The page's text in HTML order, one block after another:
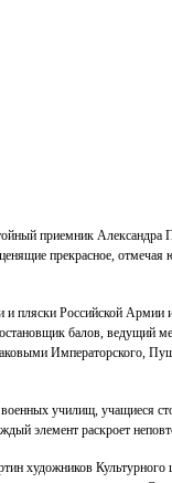
приемник
прекрасное,
пляски Российской
балов,
Императорского,
училищ, учащиеся
элемент раскроет
художников